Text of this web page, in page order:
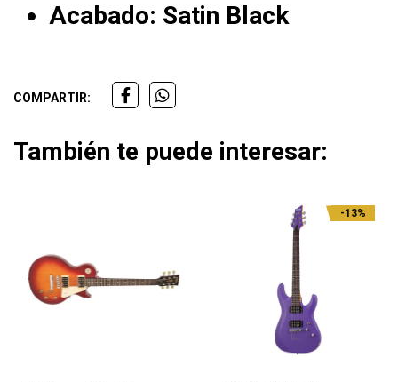
Acabado: Satin Black
COMPARTIR:
También te puede interesar:
-13%